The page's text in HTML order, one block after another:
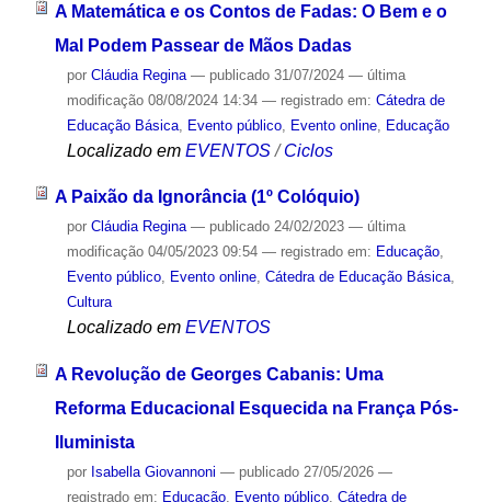
A Matemática e os Contos de Fadas: O Bem e o
Mal Podem Passear de Mãos Dadas
por Cláudia Regina — publicado31/07/2024 — última
modificação08/08/2024 14:34 — registrado em: Cátedra de
Educação Básica, Evento público, Evento online, Educação
Localizado em EVENTOS /Ciclos
A Paixão da Ignorância (1º Colóquio)
por Cláudia Regina — publicado24/02/2023 — última
modificação04/05/2023 09:54 — registrado em: Educação,
Evento público, Evento online, Cátedra de Educação Básica,
Cultura
Localizado em EVENTOS
A Revolução de Georges Cabanis: Uma
Reforma Educacional Esquecida na França Pós-
Iluminista
por Isabella Giovannoni — publicado27/05/2026 —
registrado em: Educação, Evento público, Cátedra de